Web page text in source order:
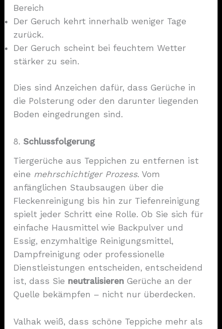
Bereich
Der Geruch kehrt innerhalb weniger Tage
zurück.
Der Geruch scheint bei feuchtem Wetter
stärker zu sein.
Dies sind Anzeichen dafür, dass Gerüche in
die Polsterung oder den darunter liegenden
Boden eingedrungen sind.
8. Schlussfolgerung
Tiergerüche aus Teppichen zu entfernen ist
eine mehrschichtiger Prozess. Vom
anfänglichen Staubsaugen über die
Fleckenreinigung bis hin zur Tiefenreinigung
spielt jeder Schritt eine Rolle. Ob Sie sich für
einfache Hausmittel wie Backpulver und
Essig, enzymhaltige Reinigungsmittel,
Dampfreinigung oder professionelle
Dienstleistungen entscheiden, entscheidend
ist, dass Sie neutralisierenGerüche an der
Quelle bekämpfen – nicht nur überdecken.
Valhak weiß, dass schöne Teppiche mehr als